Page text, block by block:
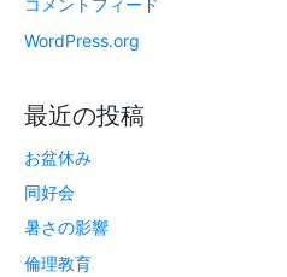
コメントフィード
WordPress.org
最近の投稿
お盆休み
同好会
暑さの影響
倫理教育